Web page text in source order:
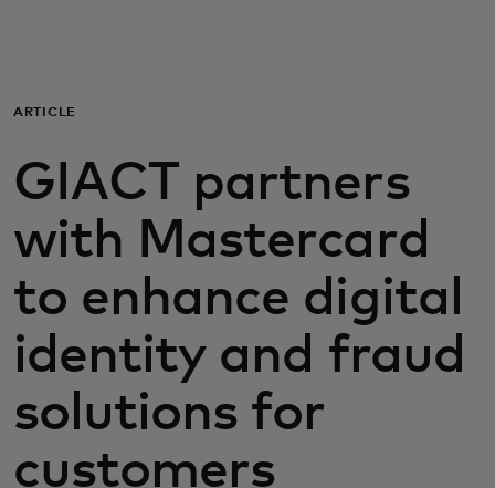
Para empresas
Para el mundo
Para innovadores
Noticias y tendencias
ARTICLE
GIACT partners
with Mastercard
to enhance digital
identity and fraud
solutions for
customers